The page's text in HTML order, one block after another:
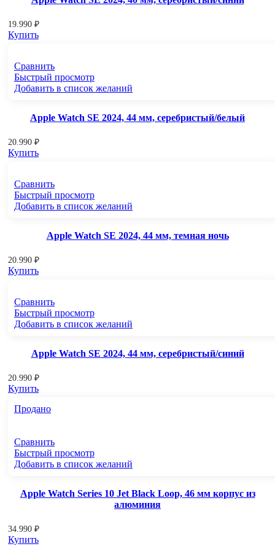
19.990 ₽
Купить
Сравнить
Быстрый просмотр
Добавить в список желаний
Apple Watch SE 2024, 44 мм, серебристый/белый
20.990 ₽
Купить
Сравнить
Быстрый просмотр
Добавить в список желаний
Apple Watch SE 2024, 44 мм, темная ночь
20.990 ₽
Купить
Сравнить
Быстрый просмотр
Добавить в список желаний
Apple Watch SE 2024, 44 мм, серебристый/синий
20.990 ₽
Купить
Продано
Сравнить
Быстрый просмотр
Добавить в список желаний
Apple Watch Series 10 Jet Black Loop, 46 мм корпус из
алюминия
34.990 ₽
Купить